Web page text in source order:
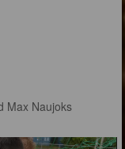
Max Naujoks